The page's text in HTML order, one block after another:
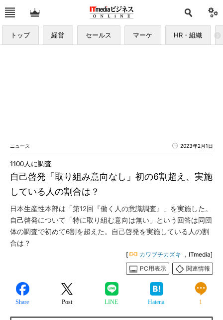
トップ 経営 セールス マーケ HR・組織
ニュース 2023年2月1日
自己啓発「取り組み意向なし」初の6割超え、実施
している人の割合は？
1100人に調査
日本生産性本部は「第12回『働く人の意識調査』」を実施した。
自己啓発について「特に取り組む意向は無い」という回答は同団
体の調査で初めて6割を超えた。自己啓発を実施している人の割
合は？
[ カワブチカズキ ，ITmedia]
PC用表示
関連情報
Share Post LINE Hatena 1